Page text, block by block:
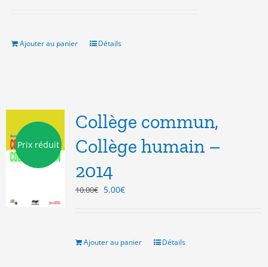
10.00€.
Ajouter au panier Détails
Prix réduit
Collège commun,
Collège humain –
2014
10.00€ Le
10.00€.
5.00€Le
5.00€.
Ajouter au panier Détails